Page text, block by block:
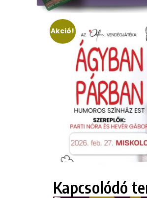
Akció!
Kapcsolódó